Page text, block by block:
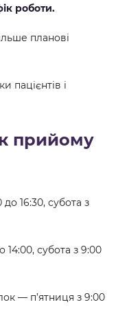
роботи.
планові
пацієнтів і
прийому
16:30, субота з
14:00, субота з 9:00
— п’ятниця з 9:00